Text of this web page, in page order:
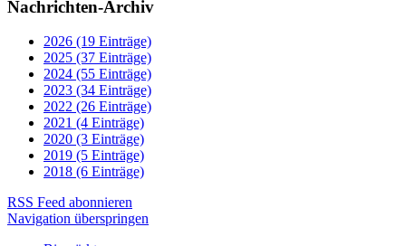
Nachrichten-Archiv
2026 (19 Einträge)
2025 (37 Einträge)
2024 (55 Einträge)
2023 (34 Einträge)
2022 (26 Einträge)
2021 (4 Einträge)
2020 (3 Einträge)
2019 (5 Einträge)
2018 (6 Einträge)
RSS Feed abonnieren
Navigation überspringen